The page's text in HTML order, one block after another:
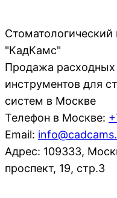
Стоматологический
"КадКамс"
Продажа расходных
инструментов для
систем в Москве
Телефон в Москве:
Email:
Адрес: 109333,
проспект, 19, стр.3